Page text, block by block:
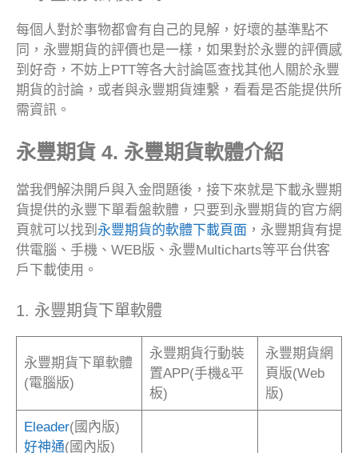
每個人對於事物都會有自己的見解，好壞的基準點不
同，永豐期貨的評價也是一樣，如果對於永豐的評價感
到好奇，不妨上PTT等各大討論區查找其他人關於永豐
期貨的討論，或者與永豐期貨連繫，看看是否能提供所
需資訊。
永豐期貨 4. 永豐期貨軟體介紹
當我們解決開戶與入金問題後，接下來就是下載永豐期
貨提供的永豐下單看盤軟體，只要到永豐期貨的官方網
頁就可以找到 永豐期貨的軟體下載頁面 ，永豐期貨有提
供電腦、手機、WEB版、永豐Multicharts等平台供客
戶下載使用。
1. 永豐期貨下單軟體
永豐期貨下單軟體
(電腦版)
永豐期貨行動裝
置APP(手機&平
板)
永豐期貨網
頁版(Web
版)
Eleader(國內版)
好神通(國內版)